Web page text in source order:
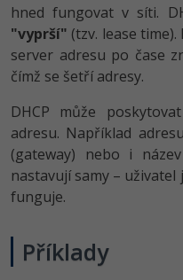
hned fungovat v síti.
"vyprší" (tzv. lease
server adresu po čase
čímž se šetří adresy.
DHCP může
adresu. Například adresu
(gateway) nebo i
nastavují samy –
funguje.
Příklady